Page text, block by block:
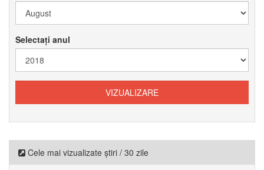
Selectați anul
Cele mai vizualizate știri / 30 zile